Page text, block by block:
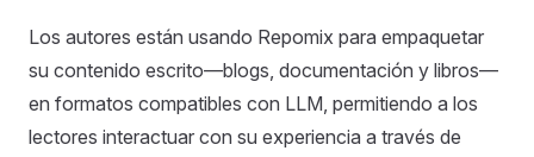
Los autores están usando Repomix para empaquetar
su contenido escrito—blogs, documentación y libros—
en formatos compatibles con LLM, permitiendo a los
lectores interactuar con su experiencia a través de